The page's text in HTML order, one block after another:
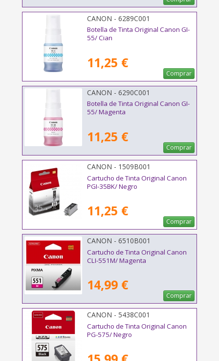
CANON - 6289C001
Botella de Tinta Original Canon GI-
55/ Cian
11,25 €
Comprar
CANON - 6290C001
Botella de Tinta Original Canon GI-
55/ Magenta
11,25 €
Comprar
CANON - 1509B001
Cartucho de Tinta Original Canon
PGI-35BK/ Negro
11,25 €
Comprar
CANON - 6510B001
Cartucho de Tinta Original Canon
CLI-551M/ Magenta
14,99 €
Comprar
CANON - 5438C001
Cartucho de Tinta Original Canon
PG-575/ Negro